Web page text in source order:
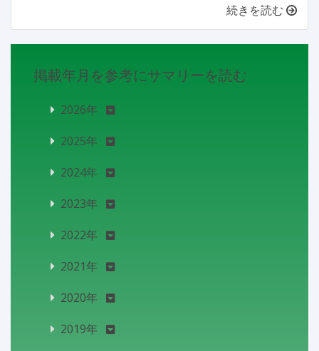
続きを読む
掲載年月を参考にサマリーを読む
2026年
2025年
2024年
2023年
2022年
2021年
2020年
2019年